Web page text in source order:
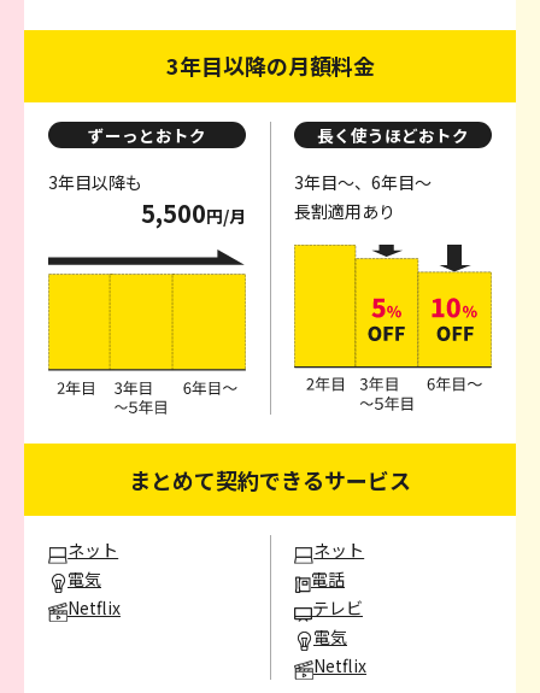
3年目以降の月額料金
ずーっとおトク
3年目以降も
5,500円/月
長く使うほどおトク
3年目～、6年目～
長割適用あり
まとめて契約できるサービス
ネット
電気
Netflix
ネット
電話
テレビ
電気
Netflix